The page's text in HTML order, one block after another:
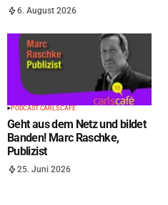
6. August 2026
PODCAST CARLS CAFÉ
Geht aus dem Netz und bildet
Banden! Marc Raschke,
Publizist
25. Juni 2026